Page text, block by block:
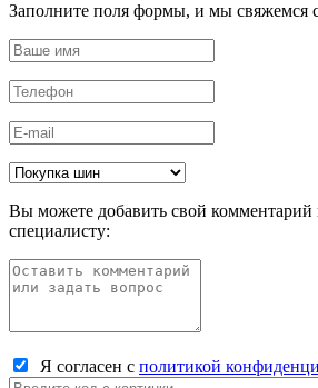
Заполните поля формы, и мы свяжемся
Вы можете добавить свой комментарий
специалисту:
Я согласен с политикой